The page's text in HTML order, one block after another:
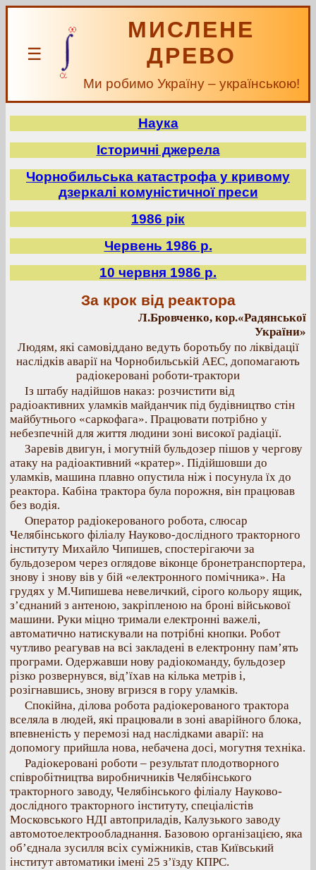
☰
МИСЛЕНЕ
ДРЕВО
Ми робимо Україну – українською!
Наука
Історичні джерела
Чорнобильська катастрофа у кривому
дзеркалі комуністичної преси
1986 рік
Червень 1986 р.
10 червня 1986 р.
За крок від реактора
Л.Бровченко, кор.«Радянської
України»
Людям, які самовіддано ведуть боротьбу по ліквідації
наслідків аварії на Чорнобильській АЕС, допомагають
радіокеровані роботи-трактори
Із штабу надійшов наказ: розчистити від
радіоактивних уламків майданчик під будівництво стін
майбутнього «саркофага». Працювати потрібно у
небезпечній для життя людини зоні високої радіації.
Заревів двигун, і могутній бульдозер пішов у чергову
атаку на радіоактивний «кратер». Підійшовши до
уламків, машина плавно опустила ніж і посунула їх до
реактора. Кабіна трактора була порожня, він працював
без водія.
Оператор радіокерованого робота, слюсар
Челябінського філіалу Науково-дослідного тракторного
інституту Михайло Чипишев, спостерігаючи за
бульдозером через оглядове віконце бронетранспортера,
знову і знову вів у бій «електронного помічника». На
грудях у М.Чипишева невеличкий, сірого кольору ящик,
з’єднаний з антеною, закріпленою на броні військової
машини. Руки міцно тримали електронні важелі,
автоматично натискували на потрібні кнопки. Робот
чутливо реагував на всі закладені в електронну пам’ять
програми. Одержавши нову радіокоманду, бульдозер
різко розвернувся, від’їхав на кілька метрів і,
розігнавшись, знову вгризся в гору уламків.
Спокійна, ділова робота радіокерованого трактора
вселяла в людей, які працювали в зоні аварійного блока,
впевненість у перемозі над наслідками аварії: на
допомогу прийшла нова, небачена досі, могутня техніка.
Радіокеровані роботи – результат плодотворного
співробітництва виробничників Челябінського
тракторного заводу, Челябінського філіалу Науково-
дослідного тракторного інституту, спеціалістів
Московського НДІ автоприладів, Калузького заводу
автомотоелектрообладнання. Базовою організацією, яка
об’єднала зусилля всіх суміжників, став Київський
інститут автоматики імені 25 з’їзду КПРС.